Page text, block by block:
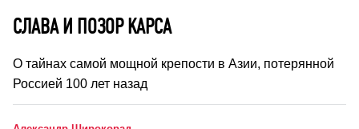
СЛАВА И ПОЗОР КАРСА
О тайнах самой мощной крепости в Азии, потерянной
Россией 100 лет назад